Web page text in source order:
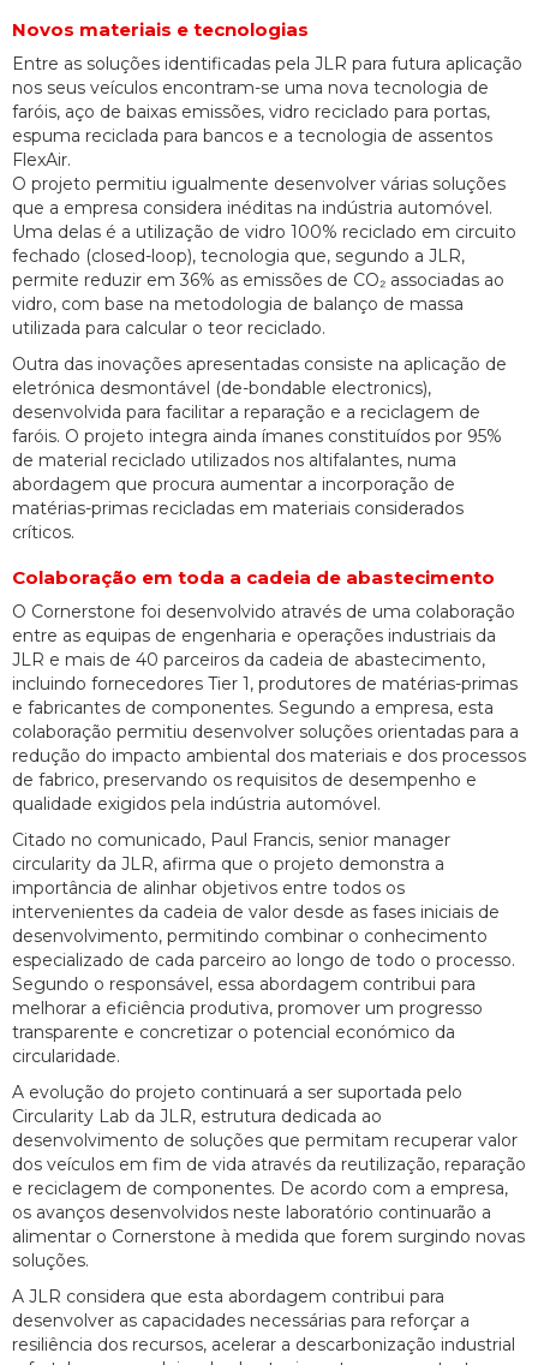
Novos materiais e tecnologias
Entre as soluções identificadas pela JLR para futura aplicação
nos seus veículos encontram-se uma nova tecnologia de
faróis, aço de baixas emissões, vidro reciclado para portas,
espuma reciclada para bancos e a tecnologia de assentos
FlexAir.
O projeto permitiu igualmente desenvolver várias soluções
que a empresa considera inéditas na indústria automóvel.
Uma delas é a utilização de vidro 100% reciclado em circuito
fechado (closed-loop), tecnologia que, segundo a JLR,
permite reduzir em 36% as emissões de CO₂ associadas ao
vidro, com base na metodologia de balanço de massa
utilizada para calcular o teor reciclado.
Outra das inovações apresentadas consiste na aplicação de
eletrónica desmontável (de-bondable electronics),
desenvolvida para facilitar a reparação e a reciclagem de
faróis. O projeto integra ainda ímanes constituídos por 95%
de material reciclado utilizados nos altifalantes, numa
abordagem que procura aumentar a incorporação de
matérias-primas recicladas em materiais considerados
críticos.
Colaboração em toda a cadeia de abastecimento
O Cornerstone foi desenvolvido através de uma colaboração
entre as equipas de engenharia e operações industriais da
JLR e mais de 40 parceiros da cadeia de abastecimento,
incluindo fornecedores Tier 1, produtores de matérias-primas
e fabricantes de componentes. Segundo a empresa, esta
colaboração permitiu desenvolver soluções orientadas para a
redução do impacto ambiental dos materiais e dos processos
de fabrico, preservando os requisitos de desempenho e
qualidade exigidos pela indústria automóvel.
Citado no comunicado, Paul Francis, senior manager
circularity da JLR, afirma que o projeto demonstra a
importância de alinhar objetivos entre todos os
intervenientes da cadeia de valor desde as fases iniciais de
desenvolvimento, permitindo combinar o conhecimento
especializado de cada parceiro ao longo de todo o processo.
Segundo o responsável, essa abordagem contribui para
melhorar a eficiência produtiva, promover um progresso
transparente e concretizar o potencial económico da
circularidade.
A evolução do projeto continuará a ser suportada pelo
Circularity Lab da JLR, estrutura dedicada ao
desenvolvimento de soluções que permitam recuperar valor
dos veículos em fim de vida através da reutilização, reparação
e reciclagem de componentes. De acordo com a empresa,
os avanços desenvolvidos neste laboratório continuarão a
alimentar o Cornerstone à medida que forem surgindo novas
soluções.
A JLR considera que esta abordagem contribui para
desenvolver as capacidades necessárias para reforçar a
resiliência dos recursos, acelerar a descarbonização industrial